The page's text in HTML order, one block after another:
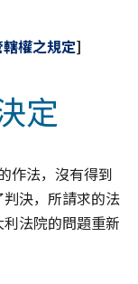
權之規定]
定
作法，沒有得到
決，所請求的法
法院的問題重新